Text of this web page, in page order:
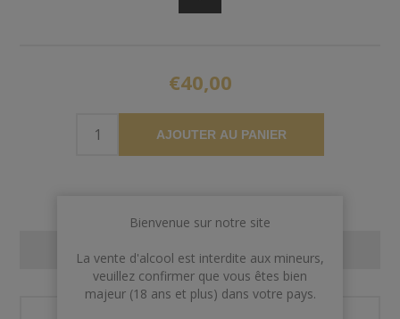
€40,00
AJOUTER AU PANIER
CONTACT US
Bienvenue sur notre site
La vente d'alcool est interdite aux mineurs,
veuillez confirmer que vous êtes bien
majeur (18 ans et plus) dans votre pays.